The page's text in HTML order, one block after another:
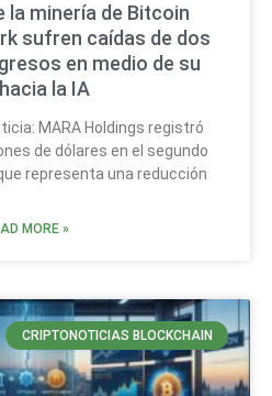
la minería de Bitcoin
sufren caídas de dos
en medio de su
la IA
MARA Holdings registró
de dólares en el segundo
representa una reducción
MORE »
CRIPTONOTICIAS BLOCKCHAIN